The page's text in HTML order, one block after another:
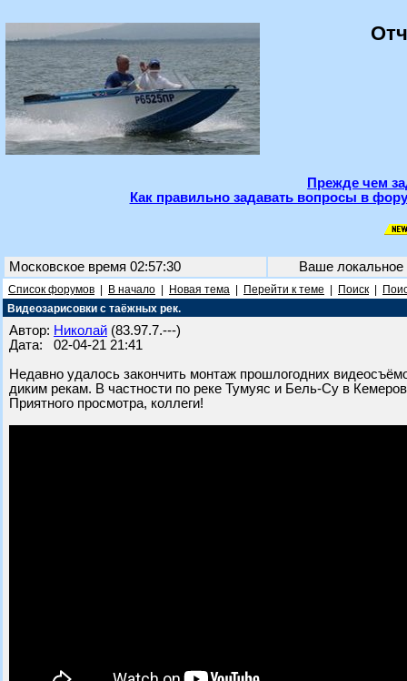
Прежде чем
Как правильно задавать вопросы в
Московское время 02:57:30 Ваше
Список форумов В начало Новая тема Перейти к теме Поиск
Видеозарисовки с таёжных рек.
Автор: Николай (83.97.7.---)
Дата: 02-04-21 21:41
Недавно удалось закончить монтаж прошлогодних
диким рекам. В частности по реке Тумуяс и Бель-Су в
Приятного просмотра, коллеги!